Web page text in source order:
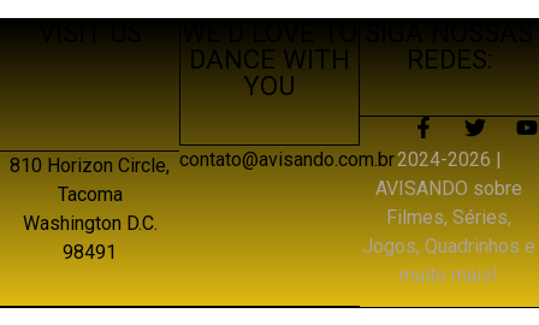
810 Horizon Circle,
Tacoma
Washington D.C.
98491
DANCE WITH
YOU
contato@avisando.com.br
REDES:
2024-2026 |
AVISANDO sobre
Filmes, Séries,
Jogos, Quadrinhos e
muito mais!